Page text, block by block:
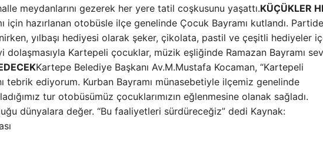
meydanlarını gezerek her yere tatil coşkusunu yaşattı.KÜÇÜKLER
için hazırlanan otobüsle ilçe genelinde Çocuk Bayramı kutlandı. Partide
yılbaşı hediyesi olarak şeker, çikolata, pastil ve çeşitli hediyeler
dolaşmasıyla Kartepeli çocuklar, müzik eşliğinde Ramazan Bayramı
Kartepe Belediye Başkanı Av.M.Mustafa Kocaman, “Kartepeli
tebrik ediyorum. Kurban Bayramı münasebetiyle ilçemiz genelinde
tur otobüsümüz çocuklarımızın eğlenmesine olanak sağladı.
dünyalara değer. “Bu faaliyetleri sürdüreceğiz” dedi Kaynak: